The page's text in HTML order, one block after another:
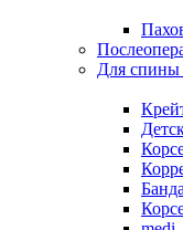
Для